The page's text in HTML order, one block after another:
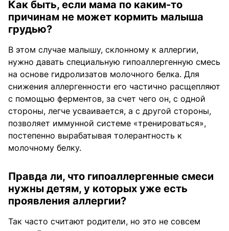
Как быть, если мама по каким-то
причинам не может кормить малыша
грудью?
В этом случае малышу, склонному к аллергии,
нужно давать специальную гипоаллергенную смесь
на основе гидролизатов молочного белка. Для
снижения аллергенности его частично расщепляют
с помощью ферментов, за счет чего он, с одной
стороны, легче усваивается, а с другой стороны,
позволяет иммунной системе «тренироваться»,
постепенно вырабатывая толерантность к
молочному белку.
Правда ли, что гипоаллергенные смеси
нужны детям, у которых уже есть
проявления аллергии?
Так часто считают родители, но это не совсем